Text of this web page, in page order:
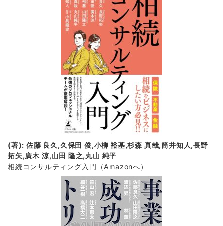
(著): 佐藤 良久,久保田 俊,小柳 裕基,杉森 真哉,筒井知人,長野
拓矢,廣木 涼,山田 隆之,丸山 純平
相続コンサルティング入門 （Amazonへ）